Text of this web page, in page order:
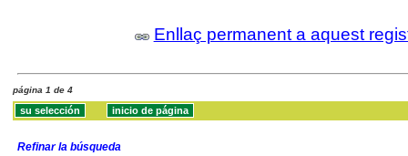
Enllaç permanent a aquest
página 1 de 4
Refinar la búsqueda